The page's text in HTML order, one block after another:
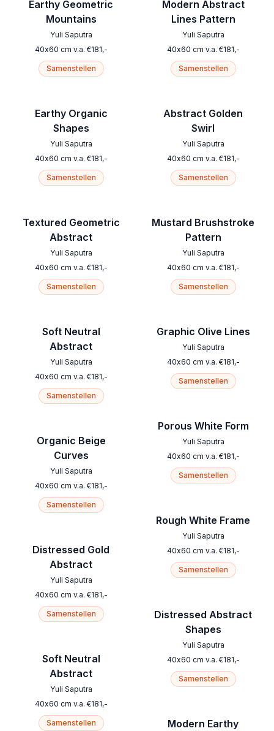
Earthy Geometric
Mountains
Yuli Saputra
40x60 cm v.a. €181,-
Samenstellen
Earthy Organic
Shapes
Yuli Saputra
40x60 cm v.a. €181,-
Samenstellen
Textured Geometric
Abstract
Yuli Saputra
40x60 cm v.a. €181,-
Samenstellen
Soft Neutral
Abstract
Yuli Saputra
40x60 cm v.a. €181,-
Samenstellen
Organic Beige
Curves
Yuli Saputra
40x60 cm v.a. €181,-
Samenstellen
Distressed Gold
Abstract
Yuli Saputra
40x60 cm v.a. €181,-
Samenstellen
Soft Neutral
Abstract
Yuli Saputra
40x60 cm v.a. €181,-
Samenstellen
Modern Abstract
Lines Pattern
Yuli Saputra
40x60 cm v.a. €181,-
Samenstellen
Abstract Golden
Swirl
Yuli Saputra
40x60 cm v.a. €181,-
Samenstellen
Mustard Brushstroke
Pattern
Yuli Saputra
40x60 cm v.a. €181,-
Samenstellen
Graphic Olive Lines
Yuli Saputra
40x60 cm v.a. €181,-
Samenstellen
Porous White Form
Yuli Saputra
40x60 cm v.a. €181,-
Samenstellen
Rough White Frame
Yuli Saputra
40x60 cm v.a. €181,-
Samenstellen
Distressed Abstract
Shapes
Yuli Saputra
40x60 cm v.a. €181,-
Samenstellen
Modern Earthy